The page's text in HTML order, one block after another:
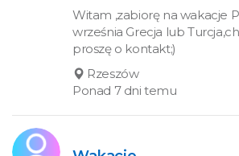
Witam ,zabiorę na wakacje
września Grecja lub
proszę o kontakt;)
Rzeszów
Ponad 7 dni temu